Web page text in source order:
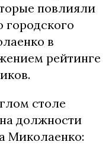
повлияли
городского
в
рейтинге
столе
должности
Миколаенко: